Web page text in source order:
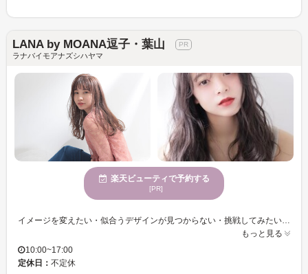
LANA by MOANA逗子・葉山
ラナバイモアナズシハヤマ
楽天ビューティで予約する
[PR]
イメージを変えたい・似合うデザインが見つからない・挑戦してみたいけど勇気が出ない方もぜひ！ 手触り×持続性UP◎高級な薬剤を使用し、クオリティUPの仕上がりが叶います◎ ワンランク上の質感、うるおいを一度体験してみませんか？ アナタのなりたいイメージをお聞かせください！＜LANA by MOANA＞が叶えます☆彡
もっと見る
10:00~17:00
定休日： 不定休